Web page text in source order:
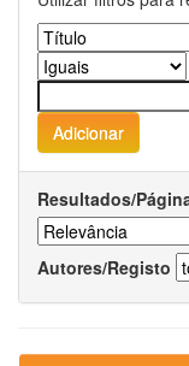
Resultados/
Autores/Registo